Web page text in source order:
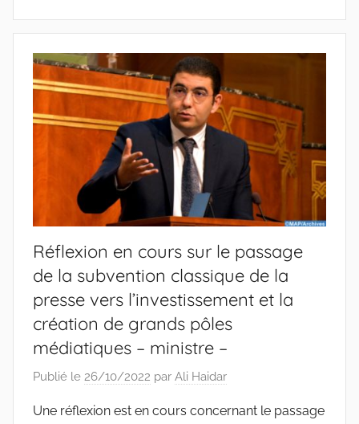
Réflexion en cours sur le passage
de la subvention classique de la
presse vers l’investissement et la
création de grands pôles
médiatiques – ministre –
Publié le 26/10/2022 par Ali Haidar
Une réflexion est en cours concernant le passage